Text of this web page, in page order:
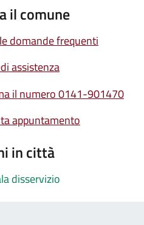
il comune
domande frequenti
assistenza
il numero 0141-901470
appuntamento
in città
disservizio